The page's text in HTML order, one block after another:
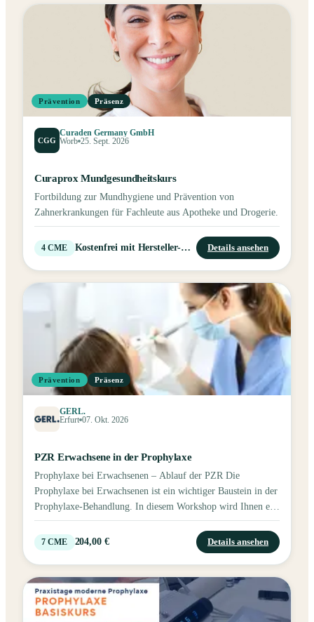
Prävention Präsenz
CGG
Curaden Germany GmbH
Worb 25. Sept. 2026
Curaprox Mundgesundheitskurs
Fortbildung zur Mundhygiene und Prävention von
Zahnerkrankungen für Fachleute aus Apotheke und Drogerie.
4 CME Kostenfrei mit Hersteller-Account Details ansehen
Prävention Präsenz
GERL.
Erfurt 07. Okt. 2026
PZR Erwachsene in der Prophylaxe
Prophylaxe bei Erwachsenen – Ablauf der PZR Die
Prophylaxe bei Erwachsenen ist ein wichtiger Baustein in der
Prophylaxe-Behandlung. In diesem Workshop wird Ihnen ein
systematischer Ablauf der professionellen Zahnreinigung
vermittelt. Neben den theoretischen Grundlagen erhalten Sie
viele wertvolle Tipps zur häuslichen Mundhygiene der
praktischen Übungen – sowohl gegenseitig als auch am
Modell oder Phantomkopf. Der Kurs ist ideal für ZFAs, die
sich wieder fit machen möchten oder ihr Wissen erweitern
7 CME 204,00 € Details ansehen